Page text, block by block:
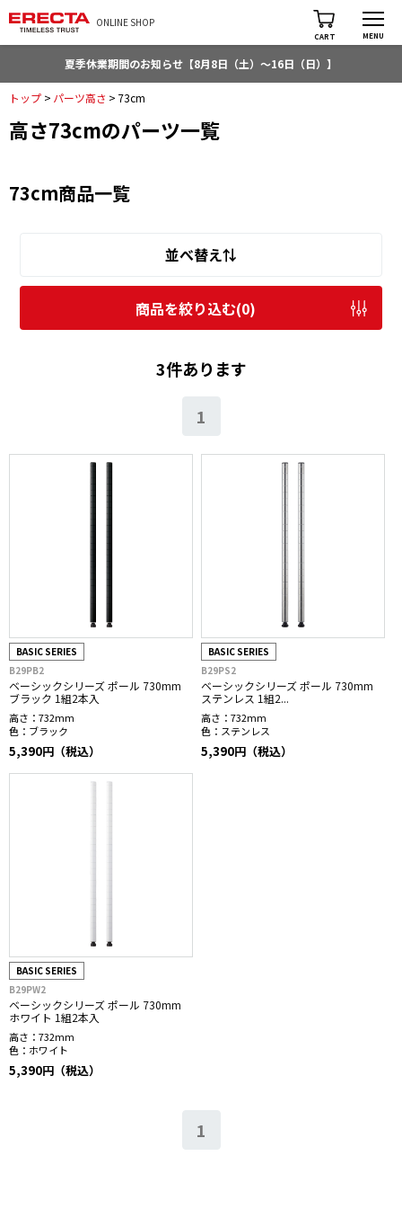
ONLINE SHOP
CART MENU
夏季休業期間のお知らせ【8月8日（土）～16日（日）】
トップ > パーツ高さ > 73cm
高さ73cmのパーツ一覧
73cm商品一覧
並べ替え⇅
商品を絞り込む(0)
3件あります
1
BASIC SERIES
B29PB2
ベーシックシリーズ ポール 730mm
ブラック 1組2本入
高さ： 732mm
色： ブラック
5,390円（税込）
BASIC SERIES
B29PS2
ベーシックシリーズ ポール 730mm
ステンレス 1組2...
高さ： 732mm
色： ステンレス
5,390円（税込）
BASIC SERIES
B29PW2
ベーシックシリーズ ポール 730mm
ホワイト 1組2本入
高さ： 732mm
色： ホワイト
5,390円（税込）
1